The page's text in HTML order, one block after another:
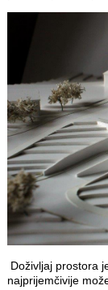
Doživljaj prostora
najprijemčivije